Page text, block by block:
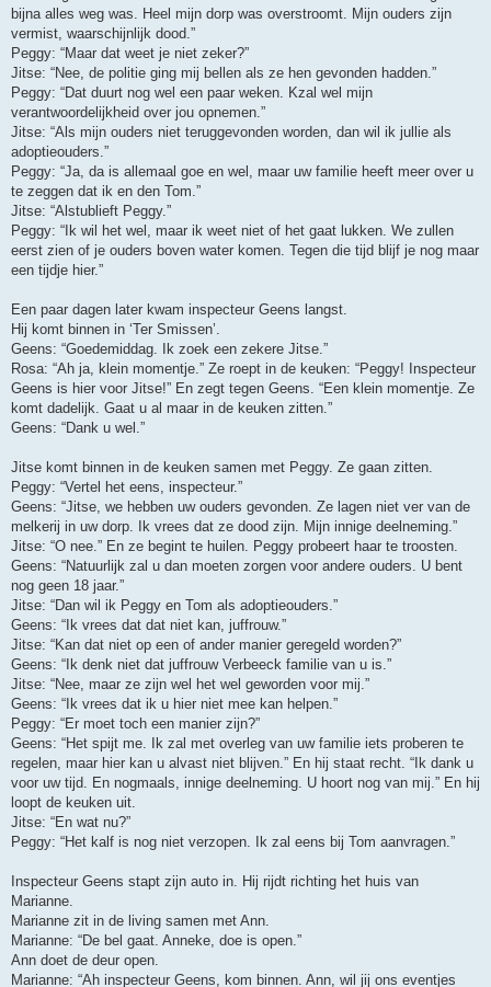
bijna alles weg was. Heel mijn dorp was overstroomt. Mijn ouders zijn
vermist, waarschijnlijk dood.”
Peggy: “Maar dat weet je niet zeker?”
Jitse: “Nee, de politie ging mij bellen als ze hen gevonden hadden.”
Peggy: “Dat duurt nog wel een paar weken. Kzal wel mijn
verantwoordelijkheid over jou opnemen.”
Jitse: “Als mijn ouders niet teruggevonden worden, dan wil ik jullie als
adoptieouders.”
Peggy: “Ja, da is allemaal goe en wel, maar uw familie heeft meer over u
te zeggen dat ik en den Tom.”
Jitse: “Alstublieft Peggy.”
Peggy: “Ik wil het wel, maar ik weet niet of het gaat lukken. We zullen
eerst zien of je ouders boven water komen. Tegen die tijd blijf je nog maar
een tijdje hier.”
Een paar dagen later kwam inspecteur Geens langst.
Hij komt binnen in ‘Ter Smissen’.
Geens: “Goedemiddag. Ik zoek een zekere Jitse.”
Rosa: “Ah ja, klein momentje.” Ze roept in de keuken: “Peggy! Inspecteur
Geens is hier voor Jitse!” En zegt tegen Geens. “Een klein momentje. Ze
komt dadelijk. Gaat u al maar in de keuken zitten.”
Geens: “Dank u wel.”
Jitse komt binnen in de keuken samen met Peggy. Ze gaan zitten.
Peggy: “Vertel het eens, inspecteur.”
Geens: “Jitse, we hebben uw ouders gevonden. Ze lagen niet ver van de
melkerij in uw dorp. Ik vrees dat ze dood zijn. Mijn innige deelneming.”
Jitse: “O nee.” En ze begint te huilen. Peggy probeert haar te troosten.
Geens: “Natuurlijk zal u dan moeten zorgen voor andere ouders. U bent
nog geen 18 jaar.”
Jitse: “Dan wil ik Peggy en Tom als adoptieouders.”
Geens: “Ik vrees dat dat niet kan, juffrouw.”
Jitse: “Kan dat niet op een of ander manier geregeld worden?”
Geens: “Ik denk niet dat juffrouw Verbeeck familie van u is.”
Jitse: “Nee, maar ze zijn wel het wel geworden voor mij.”
Geens: “Ik vrees dat ik u hier niet mee kan helpen.”
Peggy: “Er moet toch een manier zijn?”
Geens: “Het spijt me. Ik zal met overleg van uw familie iets proberen te
regelen, maar hier kan u alvast niet blijven.” En hij staat recht. “Ik dank u
voor uw tijd. En nogmaals, innige deelneming. U hoort nog van mij.” En hij
loopt de keuken uit.
Jitse: “En wat nu?”
Peggy: “Het kalf is nog niet verzopen. Ik zal eens bij Tom aanvragen.”
Inspecteur Geens stapt zijn auto in. Hij rijdt richting het huis van
Marianne.
Marianne zit in de living samen met Ann.
Marianne: “De bel gaat. Anneke, doe is open.”
Ann doet de deur open.
Marianne: “Ah inspecteur Geens, kom binnen. Ann, wil jij ons eventjes